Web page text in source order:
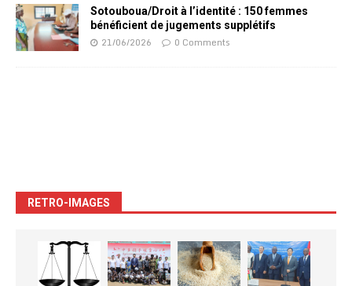
Sotouboua/Droit à l’identité : 150 femmes
bénéficient de jugements supplétifs
21/06/2026 0 Comments
RETRO-IMAGES